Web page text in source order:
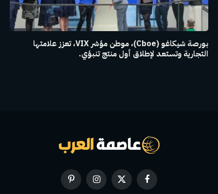
بورصة شيكاغو (Cboe)، موطن مؤشر VIX، تعزز علامتها
التجارية وتستعد لإطلاق أول منتج تنبؤي.
فيسبوك
X
الانستغرامبينتيريست